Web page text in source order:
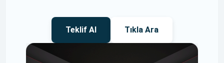
Teklif Al Tıkla Ara